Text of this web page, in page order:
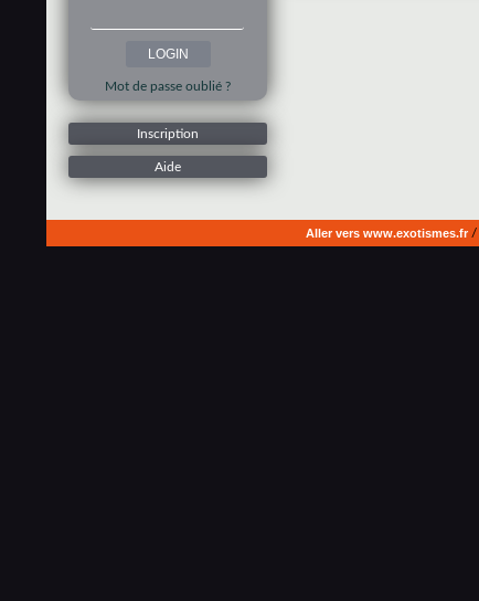
Mot de passe oublié ?
Inscription
Aide
Aller vers www.exotismes.fr/